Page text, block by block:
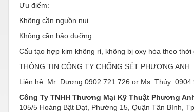
Ưu điểm:
Không cần nguồn nui.
Không cần bảo dưỡng.
Cấu tạo hợp kim không rỉ, không bị oxy hóa theo thời
THÔNG TIN CÔNG TY CHỐNG SÉT PHƯƠNG ANH
Liên hệ: Mr: Dương 0902.721.726 or Ms. Thúy:
Công Ty TNHH Thương Mại Kỹ Thuật Phương
105/5 Hoàng Bật Đạt, Phường 15, Quận Tân Bình,